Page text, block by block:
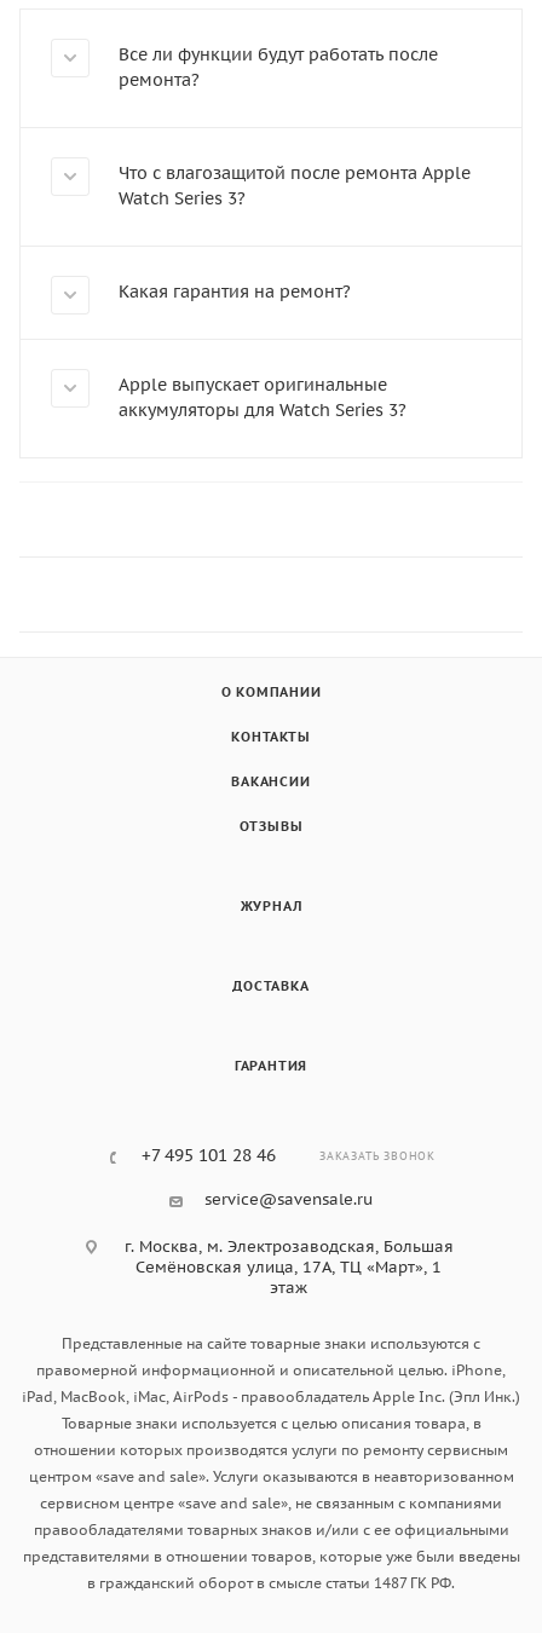
Все ли функции будут работать после
ремонта?
Что с влагозащитой после ремонта Apple
Watch Series 3?
Какая гарантия на ремонт?
Apple выпускает оригинальные
аккумуляторы для Watch Series 3?
О КОМПАНИИ
КОНТАКТЫ
ВАКАНСИИ
ОТЗЫВЫ
ЖУРНАЛ
ДОСТАВКА
ГАРАНТИЯ
+7 495 101 28 46 ЗАКАЗАТЬ ЗВОНОК
service@savensale.ru
г. Москва, ​м. Электрозаводская, Большая
Семёновская улица, 17А, ТЦ «Март», 1
этаж
Представленные на сайте товарные знаки используются с
правомерной информационной и описательной целью. iPhone,
iPad, MacBook, iMac, AirPods - правообладатель Apple Inc. (Эпл Инк.)
Товарные знаки используется с целью описания товара, в
отношении которых производятся услуги по ремонту сервисным
центром «save and sale». Услуги оказываются в неавторизованном
сервисном центре «save and sale», не связанным с компаниями
правообладателями товарных знаков и/или с ее официальными
представителями в отношении товаров, которые уже были введены
в гражданский оборот в смысле статьи 1487 ГК РФ.